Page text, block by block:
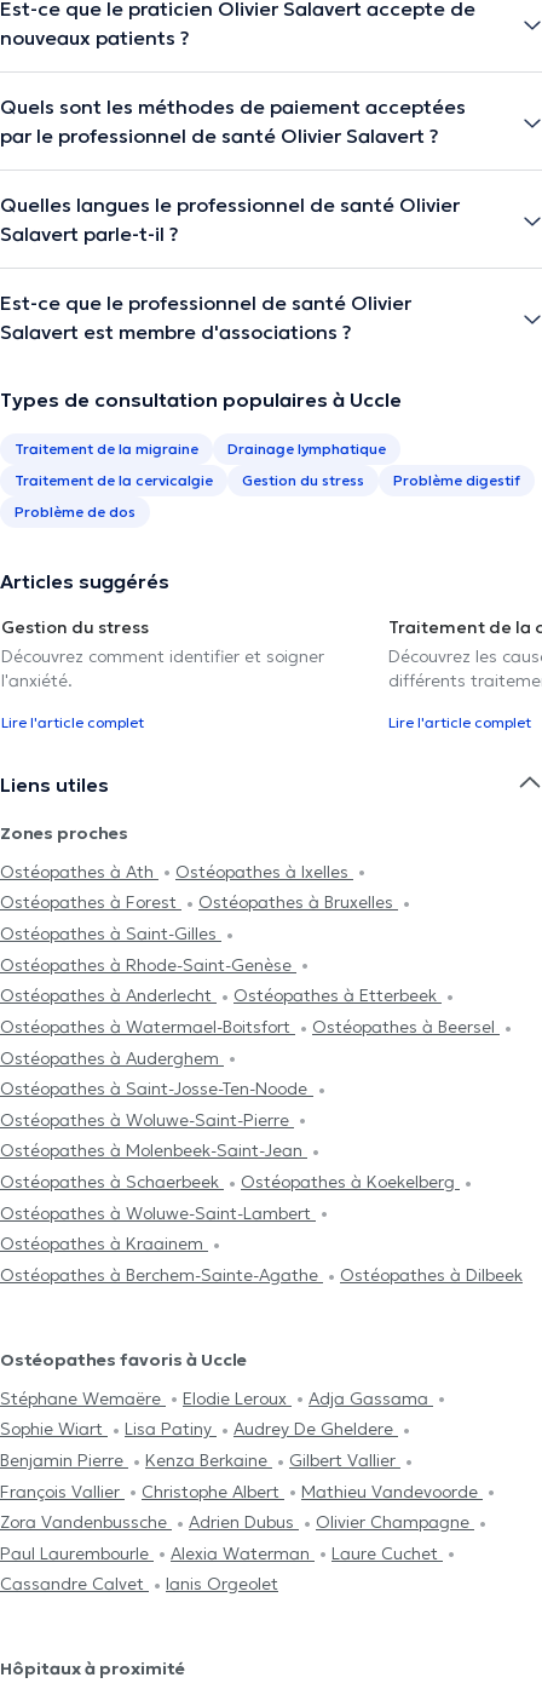
Est-ce que le praticien Olivier Salavert accepte de
nouveaux patients ?
Quels sont les méthodes de paiement acceptées
par le professionnel de santé Olivier Salavert ?
Quelles langues le professionnel de santé Olivier
Salavert parle-t-il ?
Est-ce que le professionnel de santé Olivier
Salavert est membre d'associations ?
Types de consultation populaires à Uccle
Traitement de la migraine
Drainage lymphatique
Traitement de la cervicalgie
Gestion du stress
Problème digestif
Problème de dos
Articles suggérés
Gestion du stress
Découvrez comment identifier et soigner
l'anxiété.
Lire l'article complet
Traitement de la
Découvrez les
différents
Lire l'article complet
Liens utiles
Zones proches
Ostéopathes à Ath
Ostéopathes à Ixelles
Ostéopathes à Forest
Ostéopathes à Bruxelles
Ostéopathes à Saint-Gilles
Ostéopathes à Rhode-Saint-Genèse
Ostéopathes à Anderlecht
Ostéopathes à Etterbeek
Ostéopathes à Watermael-Boitsfort
Ostéopathes à Beersel
Ostéopathes à Auderghem
Ostéopathes à Saint-Josse-Ten-Noode
Ostéopathes à Woluwe-Saint-Pierre
Ostéopathes à Molenbeek-Saint-Jean
Ostéopathes à Schaerbeek
Ostéopathes à Koekelberg
Ostéopathes à Woluwe-Saint-Lambert
Ostéopathes à Kraainem
Ostéopathes à Berchem-Sainte-Agathe
Ostéopathes à Dilbeek
Ostéopathes favoris à Uccle
Stéphane Wemaëre
Elodie Leroux
Adja Gassama
Sophie Wiart
Lisa Patiny
Audrey De Gheldere
Benjamin Pierre
Kenza Berkaine
Gilbert Vallier
François Vallier
Christophe Albert
Mathieu Vandevoorde
Zora Vandenbussche
Adrien Dubus
Olivier Champagne
Paul Laurembourle
Alexia Waterman
Laure Cuchet
Cassandre Calvet
Ianis Orgeolet
Hôpitaux à proximité